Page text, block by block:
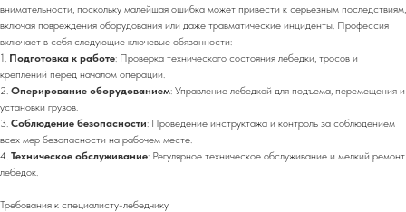
внимательности, поскольку малейшая ошибка может привести к серьезным последствиям,
включая повреждения оборудования или даже травматические инциденты. Профессия
включает в себя следующие ключевые обязанности:
1. Подготовка к работе: Проверка технического состояния лебедки, тросов и
креплений перед началом операции.
2. Оперирование оборудованием: Управление лебедкой для подъема, перемещения и
установки грузов.
3. Соблюдение безопасности: Проведение инструктажа и контроль за соблюдением
всех мер безопасности на рабочем месте.
4. Техническое обслуживание: Регулярное техническое обслуживание и мелкий ремонт
лебедок.
Требования к специалисту-лебедчику